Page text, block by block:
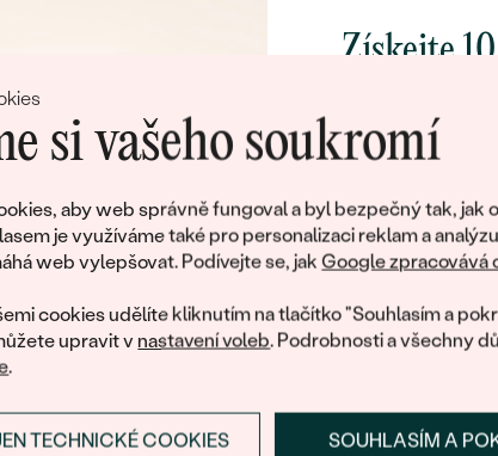
si vašeho soukromí
aby web správně fungoval a byl bezpečný tak, jak
je využíváme také pro personalizaci reklam a
web vylepšovat. Podívejte se, jakGoogle zpracovává
cookies udělíte kliknutím na tlačítko "Souhlasím a
upravit v nastavení voleb. Podrobnosti a všechny
.
SOUHLASÍM A
TECHNICKÉ COOKIES
POČET:
ROZMĚRY:
BARVA:
TVAR
BRUS:
PŮVOD:
Získejte
poctivě
Jako dárek na
zašleme slevový
PŘIHLÁSIT SE